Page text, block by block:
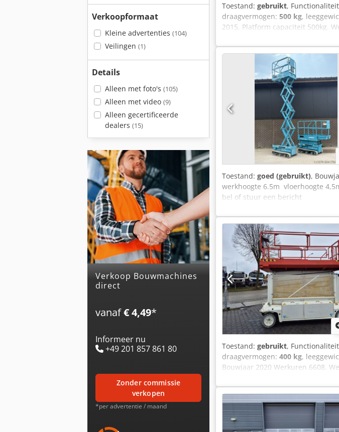
Verkoopformaat
Kleine advertenties (104)
Veilingen (1)
Details
Alleen met foto's (105)
Alleen met video (9)
Alleen gecertificeerde
dealers (15)
Verkoop Bouwmachines
direct
vanaf€ 4,49*
Informeer nu
+49 201 857 861 80
zonder commissie
verkopen
*per advertentie / maand
Toestand: gebruikt,
draagvermogen: 500 kg,
2015. Platform capaciteit 500kg.
systeem voor schuine
whatsapp beschikbbaar. Prijs
hebben ook nog een gelijke
€7500,- netto We spreken
Our general terms and
as-is condition!
Toestand: goed (gebruikt),
werkhoogte 6.5m vloerhoogte
bel of stuur een bericht
Toestand: gebruikt,
draagvermogen: 400 kg,
Bouwjaar 2020 Werkuren 6608.
oplader 230volt. Streeploze
staat. Video via whatsapp
export. We staan open voor uw